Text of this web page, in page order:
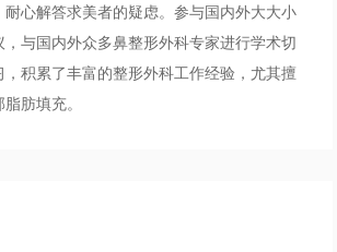
耐心解答求美者的疑虑。参与国内外大大小
与国内外众多鼻整形外科专家进行学术切
，积累了丰富的整形外科工作经验，尤其擅
肪填充。